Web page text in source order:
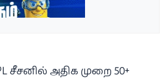
சீசனில் அதிக முறை 50+